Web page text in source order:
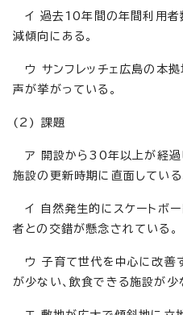
イ 過去10年間の年間利用者
減傾向にある。
ウ サンフレッチェ広島の本拠
声が挙がっている。
(2) 課題
ア 開設から30年以上が経過
施設の更新時期に直面している
イ 自然発生的にスケートボー
者との交錯が懸念されている。
ウ 子育て世代を中心に改善
が少ない、飲食できる施設が少